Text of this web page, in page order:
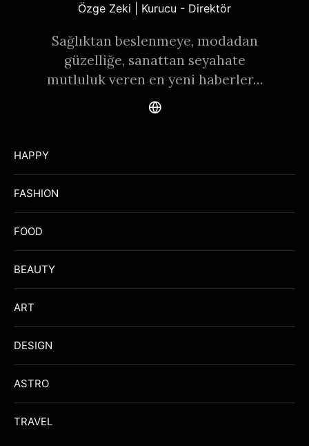
Özge Zeki | Kurucu - Direktör
Sağlıktan beslenmeye, modadan
güzelliğe, sanattan seyahate
mutluluk veren en yeni haberler…
HAPPY
FASHION
FOOD
BEAUTY
ART
DESIGN
ASTRO
TRAVEL